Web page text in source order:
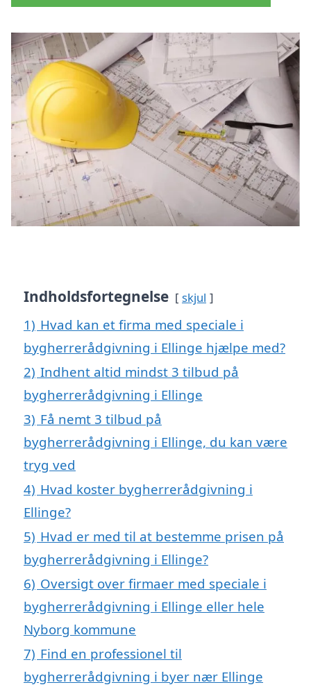
Indholdsfortegnelse skjul
1) Hvad kan et firma med speciale i
bygherrerådgivning i Ellinge hjælpe med?
2) Indhent altid mindst 3 tilbud på
bygherrerådgivning i Ellinge
3) Få nemt 3 tilbud på
bygherrerådgivning i Ellinge, du kan være
tryg ved
4) Hvad koster bygherrerådgivning i
Ellinge?
5) Hvad er med til at bestemme prisen på
bygherrerådgivning i Ellinge?
6) Oversigt over firmaer med speciale i
bygherrerådgivning i Ellinge eller hele
Nyborg kommune
7) Find en professionel til
bygherrerådgivning i byer nær Ellinge